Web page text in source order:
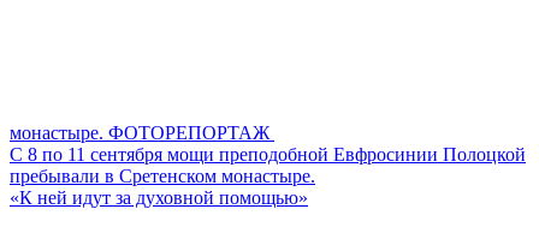
монастыре. ФОТОРЕПОРТАЖ
С 8 по 11 сентября мощи преподобной Евфросинии Полоцкой
пребывали в Сретенском монастыре.
«К ней идут за духовной помощью»